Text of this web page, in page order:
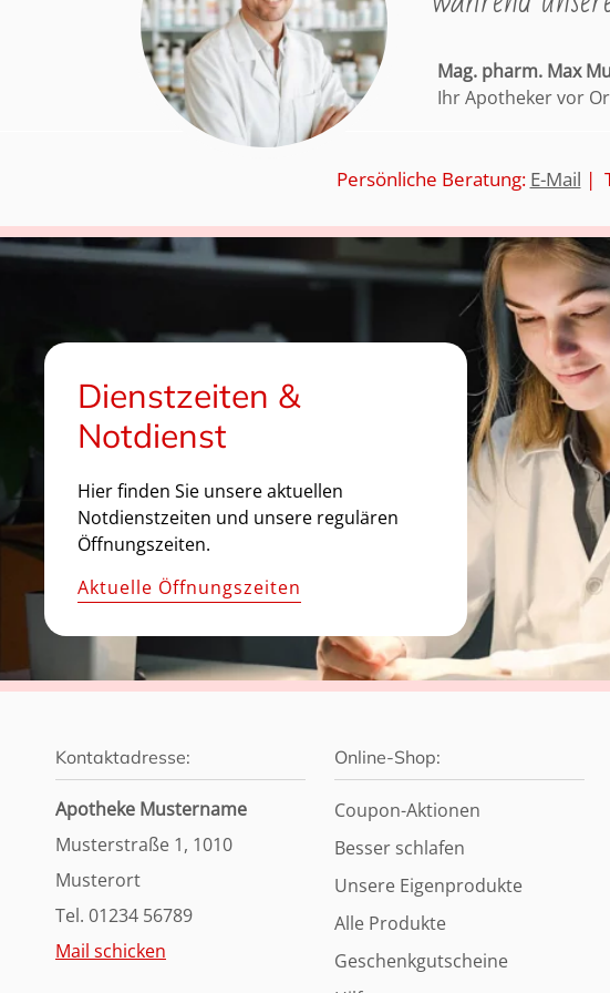
Mag. pharm. Max
Ihr Apotheker vor
Persönliche Beratung: E-Mail |
Dienstzeiten &
Notdienst
Hier finden Sie unsere aktuellen
Notdienstzeiten und unsere regulären
Öffnungszeiten.
Aktuelle Öffnungszeiten
Kontaktadresse:
Apotheke Mustername
Musterstraße 1, 1010
Musterort
Tel. 01234 56789
Mail schicken
Online-Shop:
Coupon-Aktionen
Besser schlafen
Unsere Eigenprodukte
Alle Produkte
Geschenkgutscheine